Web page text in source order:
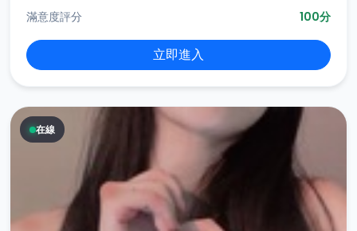
滿意度評分
100分
立即進入
在線